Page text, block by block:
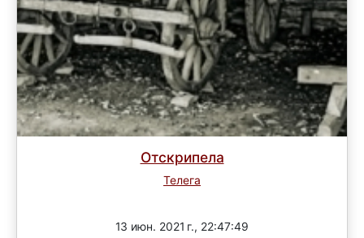
Отскрипела
Телега
13 июн. 2021 г., 22:47:49